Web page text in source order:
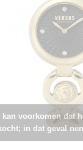
kan voorkomen dat
in dat geval